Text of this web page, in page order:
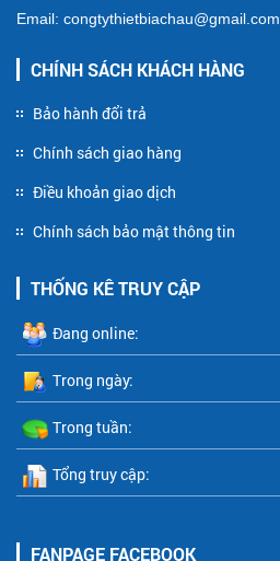
Email: congtythietbiachau@gmail.com
CHÍNH SÁCH KHÁCH HÀNG
Bảo hành đổi trả
Chính sách giao hàng
Điều khoản giao dịch
Chính sách bảo mật thông tin
THỐNG KÊ TRUY CẬP
Đang online:
Trong ngày:
Trong tuần:
Tổng truy cập:
FANPAGE FACEBOOK